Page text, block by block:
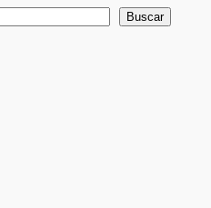
Buscar